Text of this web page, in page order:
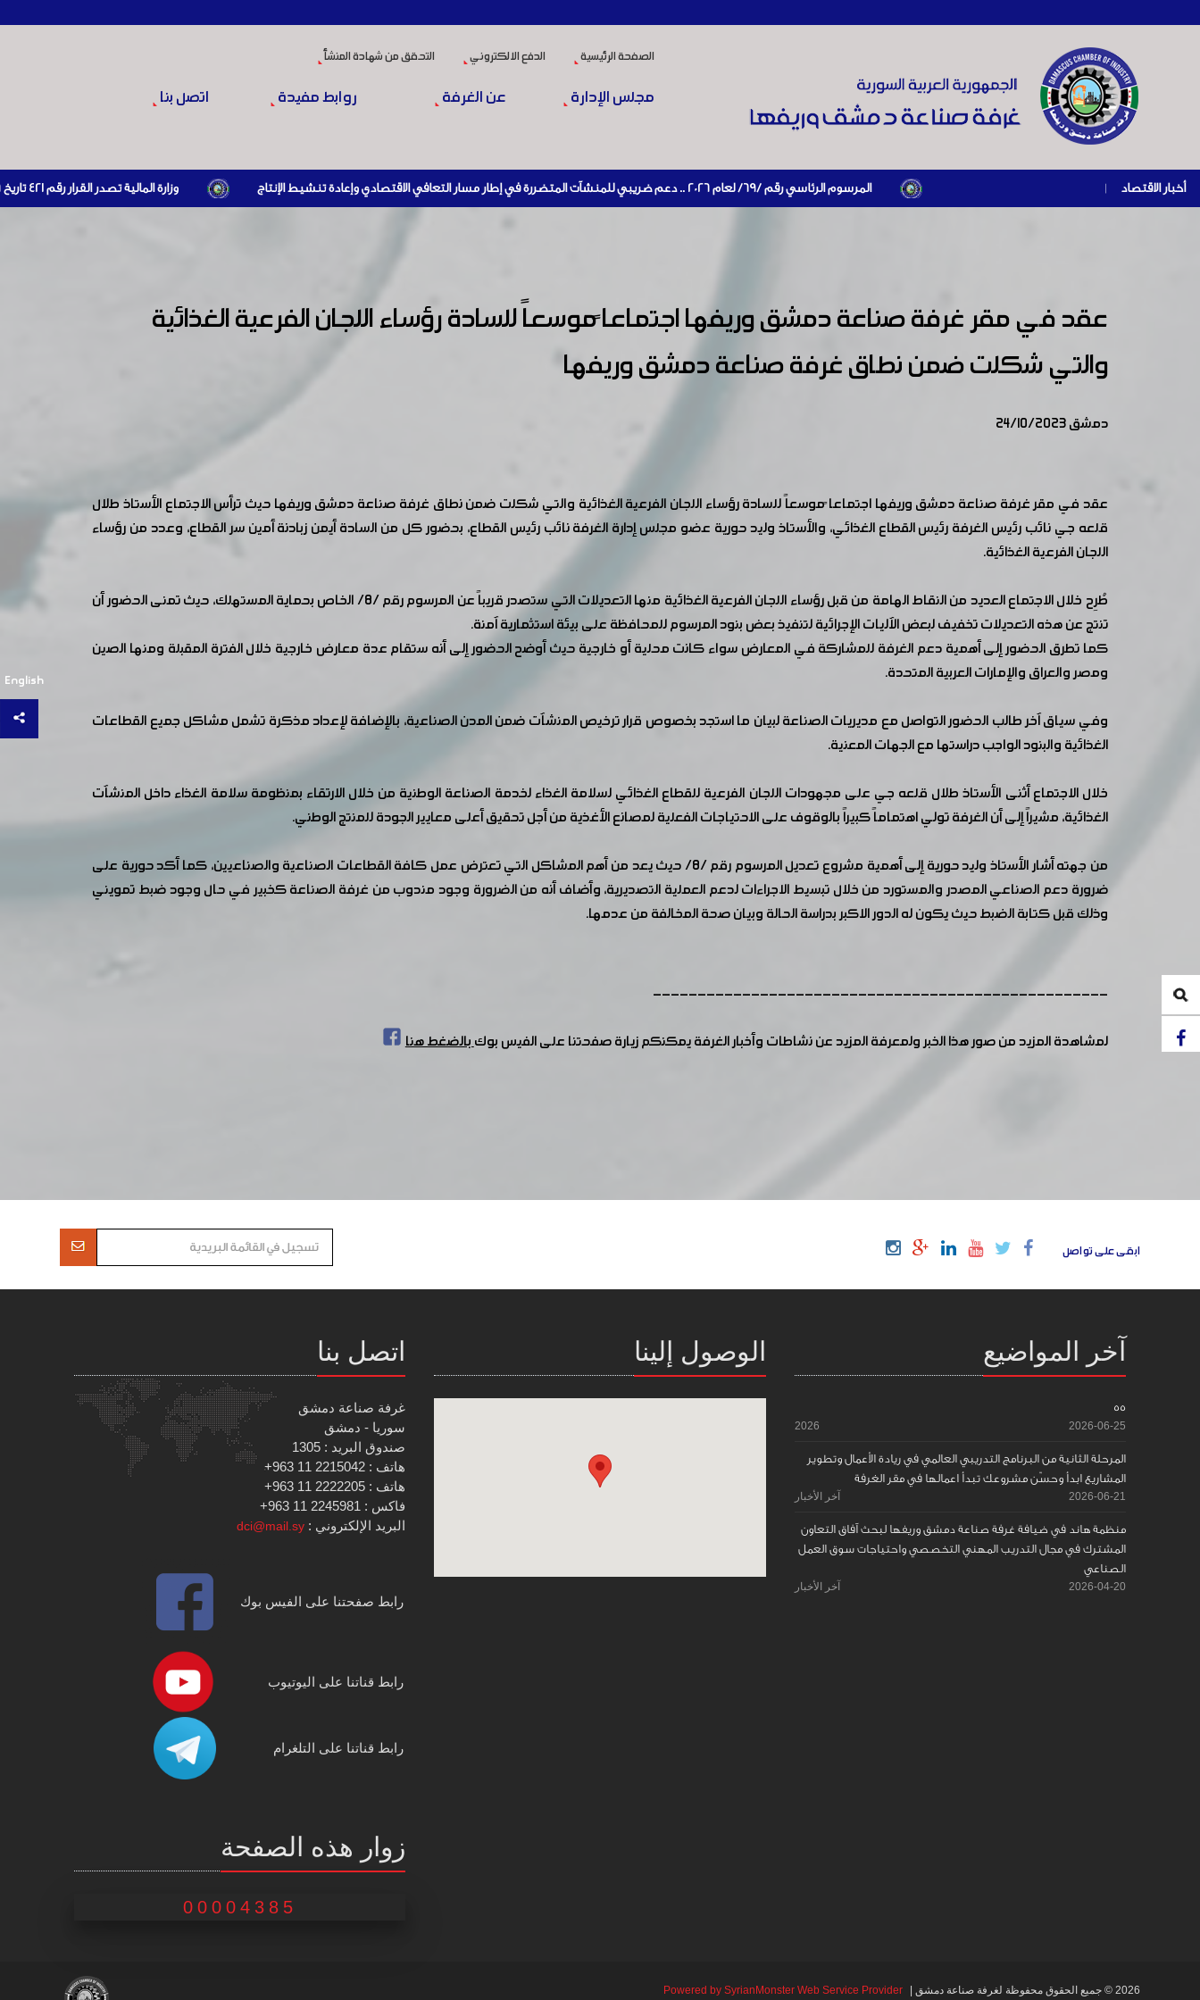
الصفحة الرئيسية الدفع الالكتروني التحقق من شهادة المنشأ
مجلس الإدارة عن الغرفة روابط مفيدة اتصل بنا
أخبار الاقتصاد | المرسوم الرئاسي رقم /69/ لعام 2026 .. دعم ضريبي للمنشآت المتضررة في إطار مسار التعافي الاقتصادي وإعادة تنشيط الإنتاج وزارة المالية تصدر القرار رقم 421 تاريخ 24/3/2026 المتضمن الزام المستوردين بإبراز براءة ذمة مالية سارية صادرة عن الهيئة العامة للضرائب والرسوم أو مديرياتها عند القيام بعمليات الاستيراد
English
عقد في مقر غرفة صناعة دمشق وريفها اجتماعا ًموسعاً للسادة رؤساء اللجان الفرعية الغذائية
والتي شكلت ضمن نطاق غرفة صناعة دمشق وريفها
دمشق 24/10/2023
عقد في مقر غرفة صناعة دمشق وريفها اجتماعا ًموسعاً للسادة رؤساء اللجان الفرعية الغذائية والتي شكلت ضمن نطاق غرفة صناعة دمشق وريفها حيث ترأس الاجتماع الأستاذ طلال
قلعه جي نائب رئيس الغرفة رئيس القطاع الغذائي، والأستاذ وليد حورية عضو مجلس إدارة الغرفة نائب رئيس القطاع، بحضور كل من السادة أيمن زبادنة أمين سر القطاع، وعدد من رؤساء
اللجان الفرعية الغذائية.
طُرِح خلال الاجتماع العديد من النقاط الهامة من قبل رؤساء اللجان الفرعية الغذائية منها التعديلات التي ستصدر قريباً عن المرسوم رقم /8/ الخاص بحماية المستهلك، حيث تمنى الحضور أن
تنتج عن هذه التعديلات تخفيف لبعض الآليات الإجرائية لتنفيذ بعض بنود المرسوم للمحافظة على بيئة استثمارية آمنة.
كما تطرق الحضور إلى أهمية دعم الغرفة للمشاركة في المعارض سواء كانت محلية أو خارجية حيث أوضح الحضور إلى أنه ستقام عدة معارض خارجية خلال الفترة المقبلة ومنها الصين
ومصر والعراق والإمارات العربية المتحدة.
وفي سياق آخر طالب الحضور التواصل مع مديريات الصناعة لبيان ما استجد بخصوص قرار ترخيص المنشآت ضمن المدن الصناعية، بالإضافة لإعداد مذكرة تشمل مشاكل جميع القطاعات
الغذائية والبنود الواجب دراستها مع الجهات المعنية.
خلال الاجتماع أثنى الأستاذ طلال قلعه جي على مجهودات اللجان الفرعية للقطاع الغذائي لسلامة الغذاء لخدمة الصناعة الوطنية من خلال الارتقاء بمنظومة سلامة الغذاء داخل المنشآت
الغذائية، مشيراً إلى أن الغرفة تولي اهتماماً كبيراً بالوقوف على الاحتياجات الفعلية لمصانع الأغذية من أجل تحقيق أعلى معايير الجودة للمنتج الوطني.
من جهته أشار الأستاذ وليد حورية إلى أهمية مشروع تعديل المرسوم رقم /8/ حيث يعد من أهم المشاكل التي تعترض عمل كافة القطاعات الصناعية والصناعيين، كما أكد حورية على
ضرورة دعم الصناعي المصدر والمستورد من خلال تبسيط الاجراءات لدعم العملية التصديرية، وأضاف أنه من الضرورة وجود مندوب من غرفة الصناعة كخبير في حال وجود ضبط تمويني
وذلك قبل كتابة الضبط حيث يكون له الدور الاكبر بدراسة الحالة وبيان صحة المخالفة من عدمها.
---------------------------------------------------
لمشاهدة المزيد من صور هذا الخبر ولمعرفة المزيد عن نشاطات وأخبار الغرفة يمكنكم زيارة صفحتنا على الفيس بوكبالضغط هنا
ابقى على تواصل
آخر المواضيع
55
2026-06-25
2026
المرحلة الثانية من البرنامج التدريبي العالمي في ريادة الأعمال وتطوير
المشاريع ابدأ وحسّن مشروعك تبدأ اعمالها في مقر الغرفة
2026-06-21 آخر الأخبار
منظمة هاند في ضيافة غرفة صناعة دمشق وريفها لبحث آفاق التعاون
المشترك في مجال التدريب المهني التخصصي واحتياجات سوق العمل
الصناعي
2026-04-20 آخر الأخبار
الوصول إلينا اتصل بنا
غرفة صناعة دمشق
سوريا - دمشق
صندوق البريد : 1305
هاتف : 2215042 11 963+
هاتف : 2222205 11 963+
فاكس : 2245981 11 963+
البريد الإلكتروني : dci@mail.sy
رابط صفحتنا على الفيس بوك
رابط قناتنا على اليوتيوب
رابط قناتنا على التلغرام
زوار هذه الصفحة
00004385
2026 © جميع الحقوق محفوظة لغرفة صناعة دمشق | Powered by SyrianMonster Web Service Provider